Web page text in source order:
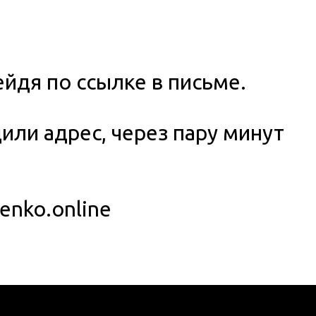
по ссылке в письме.
адрес, через пару минут